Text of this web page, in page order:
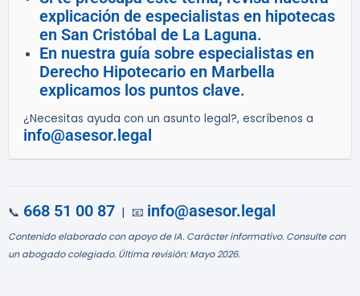
explicación de especialistas en hipotecas
en San Cristóbal de La Laguna.
En nuestra guía sobre especialistas en
Derecho Hipotecario en Marbella
explicamos los puntos clave.
¿Necesitas ayuda con un asunto legal?, escríbenos a
info@asesor.legal
📞 668 51 00 87 | 📧 info@asesor.legal
Contenido elaborado con apoyo de IA. Carácter informativo. Consulte con
un abogado colegiado. Última revisión: Mayo 2026.